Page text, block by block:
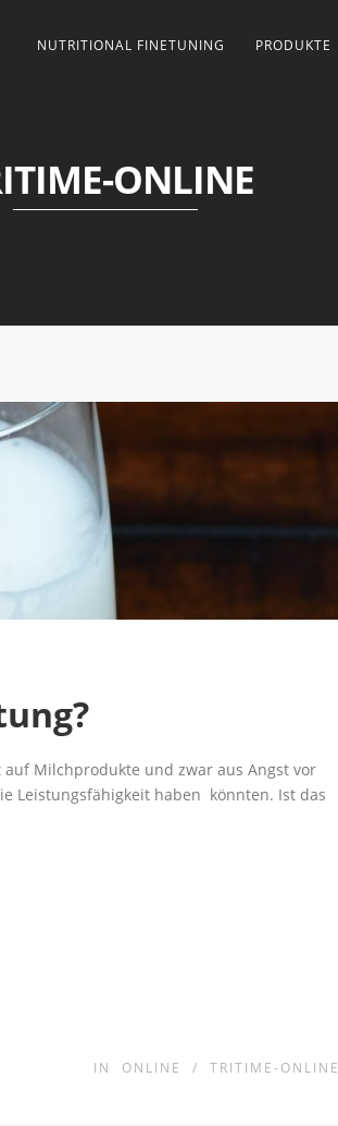
NUTRITIONAL FINETUNING PRODUKTE
ONLINE
Milchprodukte und zwar aus Angst vor
Leistungsfähigkeit haben könnten. Ist das
IN ONLINE / TRITIME-ONLINE